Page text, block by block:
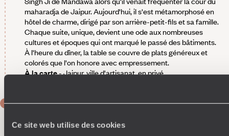
Ce site web utilise des cookies
maharadja de Jaipur. Aujourd'hui, il s'est métamorphosé en
hôtel de charme, dirigé par son arrière-petit-fils et sa famille.
Chaque suite, unique, devient une ode aux nombreuses
cultures et époques qui ont marqué le passé des bâtiments.
À l'heure du dîner, la table se couvre de plats généreux et
colorés que l'on honore avec empressement.
À la carte- Jaipur, ville d'artisanat, en privé.
JOUR 5